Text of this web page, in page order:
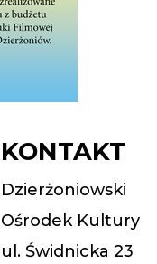
KONTAKT
Dzierżoniowski
Ośrodek Kultury
ul. Świdnicka 23